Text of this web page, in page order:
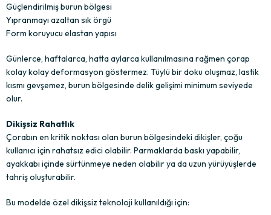
Güçlendirilmiş burun bölgesi
Yıpranmayı azaltan sık örgü
Form koruyucu elastan yapısı
Günlerce, haftalarca, hatta aylarca kullanılmasına rağmen çorap
kolay kolay deformasyon göstermez. Tüylü bir doku oluşmaz, lastik
kısmı gevşemez, burun bölgesinde delik gelişimi minimum seviyede
olur.
Dikişsiz Rahatlık
Çorabın en kritik noktası olan burun bölgesindeki dikişler, çoğu
kullanıcı için rahatsız edici olabilir. Parmaklarda baskı yapabilir,
ayakkabı içinde sürtünmeye neden olabilir ya da uzun yürüyüşlerde
tahriş oluşturabilir.
Bu modelde özel dikişsiz teknoloji kullanıldığı için: